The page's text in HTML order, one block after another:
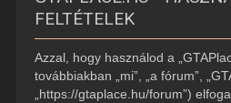
FELTÉTELEK
Azzal, hogy használod a
továbbiakban „mi”, „a fórum”,
„https://gtaplace.hu/forum”)